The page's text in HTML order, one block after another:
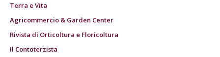
Terra e Vita
Agricommercio & Garden Center
Rivista di Orticoltura e Floricoltura
Il Contoterzista